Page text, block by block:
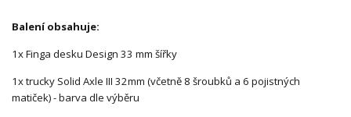
Balení obsahuje:
1x Finga desku Design 33 mm šířky
1x trucky Solid Axle III 32mm (včetně 8 šroubků a 6 pojistných
matiček) - barva dle výběru